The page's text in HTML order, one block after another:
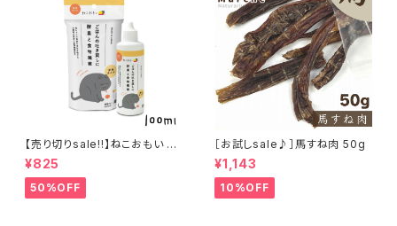
【売り切りsale!!】ねこおもい 猫
ご飯の吐き戻しに 酵素と食物繊
維 100ml
¥825
50%OFF
［お試しsale♪］馬すね肉 50g
¥1,143
10%OFF